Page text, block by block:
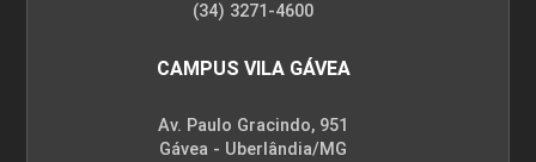
(34) 3271-4600
CAMPUS VILA GÁVEA
Av. Paulo Gracindo, 951
Gávea - Uberlândia/MG